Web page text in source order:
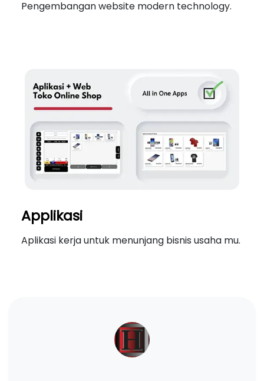
Pengembangan website modern technology.
Applikasi
Aplikasi kerja untuk menunjang bisnis usaha mu.